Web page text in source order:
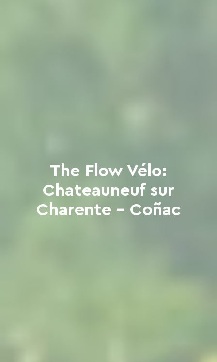
The Flow Vélo:
Chateauneuf sur
Charente - Coñac